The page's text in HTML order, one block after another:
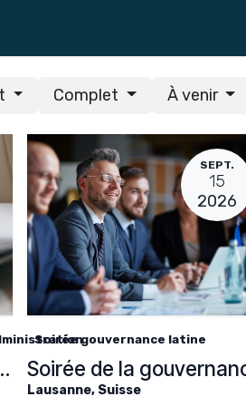
Complet À venir
d’administration
SEPT.
15
2026
Soirée gouvernance latine
Lausanne, Suisse